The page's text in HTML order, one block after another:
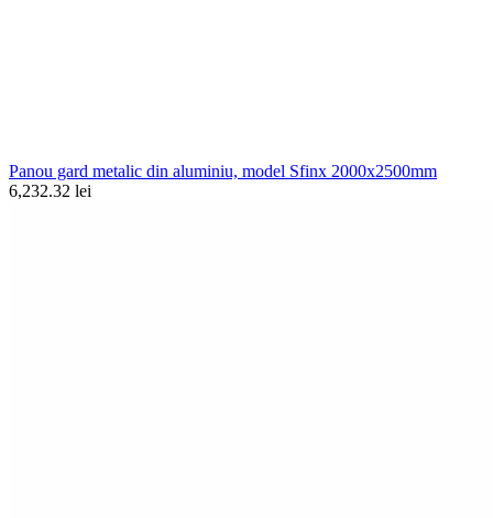
Panou gard metalic din aluminiu, model Sfinx 2000x2500mm
6,232.32 lei